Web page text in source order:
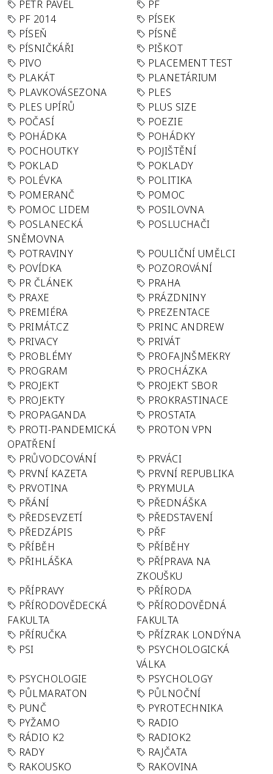
PETR PAVEL
PF
PF 2014
PÍSEK
PÍSEŇ
PÍSNĚ
PÍSNIČKÁŘI
PIŠKOT
PIVO
PLACEMENT TEST
PLAKÁT
PLANETÁRIUM
PLAVKOVÁSEZONA
PLES
PLES UPÍRŮ
PLUS SIZE
POČASÍ
POEZIE
POHÁDKA
POHÁDKY
POCHOUTKY
POJIŠTĚNÍ
POKLAD
POKLADY
POLÉVKA
POLITIKA
POMERANČ
POMOC
POMOC LIDEM
POSILOVNA
POSLANECKÁ
SNĚMOVNA
POSLUCHAČI
POTRAVINY
POULIČNÍ UMĚLCI
POVÍDKA
POZOROVÁNÍ
PR ČLÁNEK
PRAHA
PRAXE
PRÁZDNINY
PREMIÉRA
PREZENTACE
PRIMÁT.CZ
PRINC ANDREW
PRIVACY
PRIVÁT
PROBLÉMY
PROFAJNŠMEKRY
PROGRAM
PROCHÁZKA
PROJEKT
PROJEKT SBOR
PROJEKTY
PROKRASTINACE
PROPAGANDA
PROSTATA
PROTI-PANDEMICKÁ
OPATŘENÍ
PROTON VPN
PRŮVODCOVÁNÍ
PRVÁCI
PRVNÍ KAZETA
PRVNÍ REPUBLIKA
PRVOTINA
PRYMULA
PŘÁNÍ
PŘEDNÁŠKA
PŘEDSEVZETÍ
PŘEDSTAVENÍ
PŘEDZÁPIS
PŘF
PŘÍBĚH
PŘÍBĚHY
PŘIHLÁŠKA
PŘÍPRAVA NA
ZKOUŠKU
PŘÍPRAVY
PŘÍRODA
PŘÍRODOVĚDECKÁ
FAKULTA
PŘÍRODOVĚDNÁ
FAKULTA
PŘÍRUČKA
PŘÍZRAK LONDÝNA
PSI
PSYCHOLOGICKÁ
VÁLKA
PSYCHOLOGIE
PSYCHOLOGY
PŮLMARATON
PŮLNOČNÍ
PUNČ
PYROTECHNIKA
PYŽAMO
RADIO
RÁDIO K2
RADIOK2
RADY
RAJČATA
RAKOUSKO
RAKOVINA